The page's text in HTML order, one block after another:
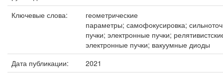
Ключевые слова:
геометрические
параметры; самофокусировка;
пучки; электронные пучки;
электронные пучки; вакуумные диоды
Дата публикации:
2021